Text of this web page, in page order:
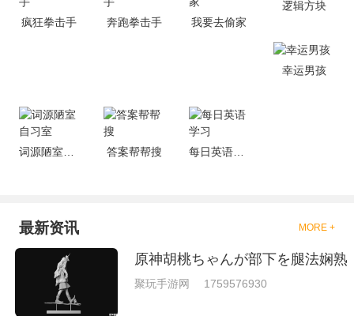
戏中是有一些不同的场景都是能
够去进行体验的，我们也是能够
就是收集了一些有意思的拳击游
戏，相信你们一定会喜欢的。
疯狂拳击手 奔跑拳击手 我要去偷家
逻辑方块
幸运男孩
答案帮帮搜 每日英语学习
最新资讯 MORE +
原神胡桃ちゃんが部下を腿法娴熟
聚玩手游网 1759576930